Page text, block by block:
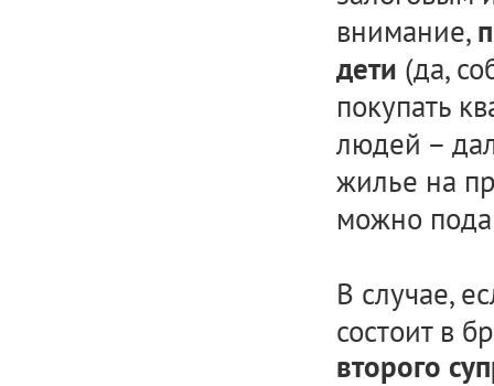
внимание,
дети (да,
покупать
людей –
жилье на
можно
В случае,
состоит в
второго